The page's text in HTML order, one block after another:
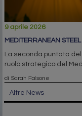
9 aprile 2026
MEDITERRANEAN
La seconda puntata
ruolo strategico del
di Sarah Falsone
Altre News